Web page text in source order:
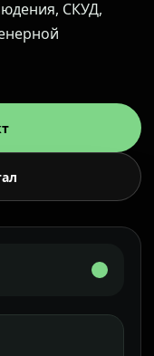
СКУД,